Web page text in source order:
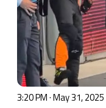
3:20 PM · May 31, 2025